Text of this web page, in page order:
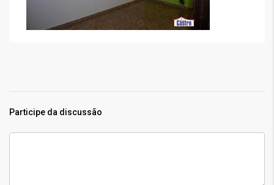
Participe da discussão